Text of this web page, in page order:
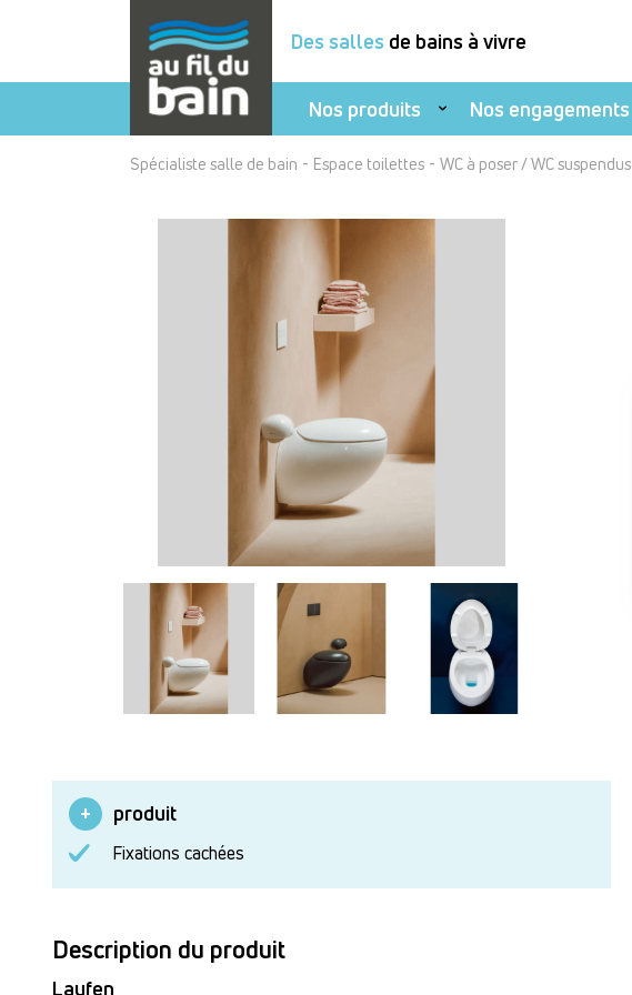
Des salles de bains à vivre
Nos produits Nos engagements
Spécialiste salle de bain - Espace toilettes - WC à poser / WC suspendus
produit
Fixations cachées
Description du produit
Laufen